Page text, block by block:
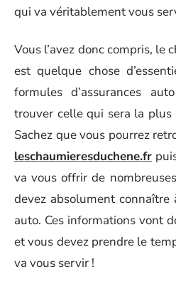
qui va véritablement vous
Vous l’avez donc compris, le
est quelque chose
formules d’assurances
trouver celle qui sera la plus
Sachez que vous pourrez
leschaumieresduchene.fr
va vous offrir de
devez absolument connaître
auto. Ces informations vont
et vous devez prendre le
va vous servir !